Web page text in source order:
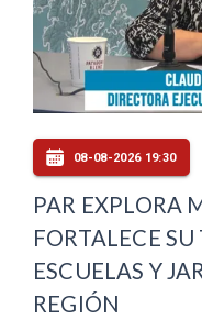
08-08-2026 19:30
PAR EXPLORA
FORTALECE
ESCUELAS Y
REGIÓN